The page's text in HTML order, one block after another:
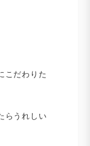
こだわりた
らうれしい